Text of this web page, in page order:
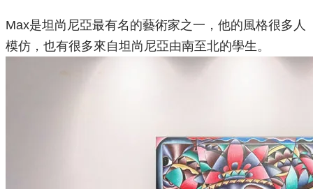
Max是坦尚尼亞最有名的藝術家之一，他的風格很多人
模仿，也有很多來自坦尚尼亞由南至北的學生。